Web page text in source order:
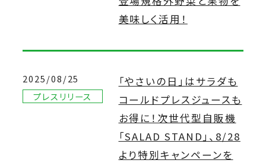
美味しく活用！
2025/08/25
プレスリリース
「やさいの日」はサラダも
コールドプレスジュースも
お得に！次世代型自販機
「SALAD STAND」、8/28
より特別キャンペーンを